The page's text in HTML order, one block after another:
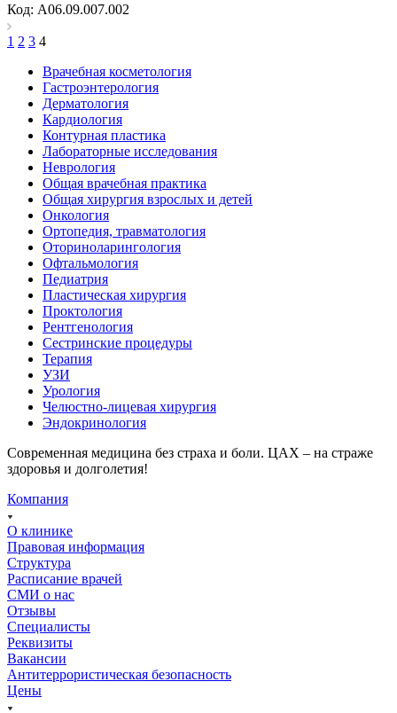
Код: A06.09.007.002
1 2 3 4
Врачебная косметология
Гастроэнтерология
Дерматология
Кардиология
Контурная пластика
Лабораторные исследования
Неврология
Общая врачебная практика
Общая хирургия взрослых и детей
Онкология
Ортопедия, травматология
Оториноларингология
Офтальмология
Педиатрия
Пластическая хирургия
Проктология
Рентгенология
Сестринские процедуры
Терапия
УЗИ
Урология
Челюстно-лицевая хирургия
Эндокринология
Современная медицина без страха и боли. ЦАХ – на страже
здоровья и долголетия!
Компания
О клинике
Правовая информация
Структура
Расписание врачей
СМИ о нас
Отзывы
Специалисты
Реквизиты
Вакансии
Антитеррористическая безопасность
Цены